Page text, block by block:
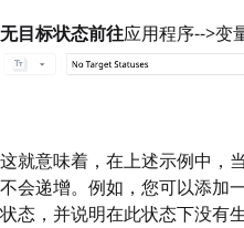
无目标状态前往应用程序-->变
这就意味着，在上述示例中，
不会递增。例如，您可以添加
状态，并说明在此状态下没有生